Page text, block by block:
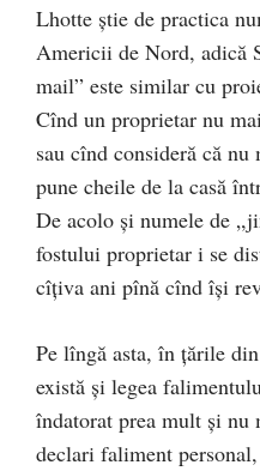
Lhotte știe de practica
Americii de Nord, adică
mail” este similar cu
Cînd un proprietar nu
sau cînd consideră că nu
pune cheile de la casă
De acolo și numele de
fostului proprietar i se
cîțiva ani pînă cînd își
Pe lîngă asta, în țările
există și legea
îndatorat prea mult și
declari faliment